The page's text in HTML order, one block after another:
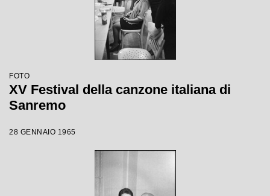
FOTO
XV Festival della canzone italiana di
Sanremo
28 GENNAIO 1965